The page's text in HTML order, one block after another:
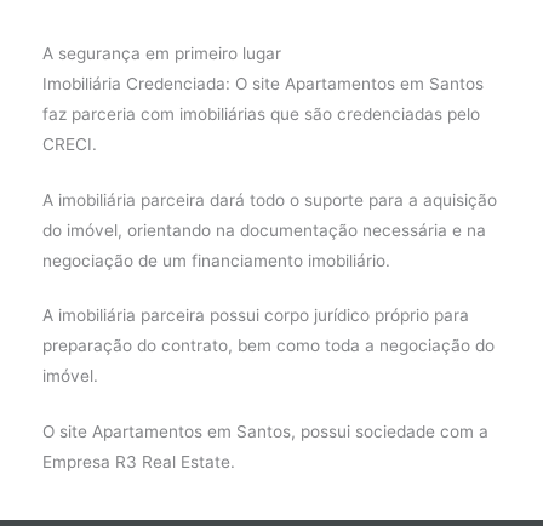
A segurança em primeiro lugar
Imobiliária Credenciada: O site Apartamentos em Santos
faz parceria com imobiliárias que são credenciadas pelo
CRECI.
A imobiliária parceira dará todo o suporte para a aquisição
do imóvel, orientando na documentação necessária e na
negociação de um financiamento imobiliário.
A imobiliária parceira possui corpo jurídico próprio para
preparação do contrato, bem como toda a negociação do
imóvel.
O site Apartamentos em Santos, possui sociedade com a
Empresa R3 Real Estate.